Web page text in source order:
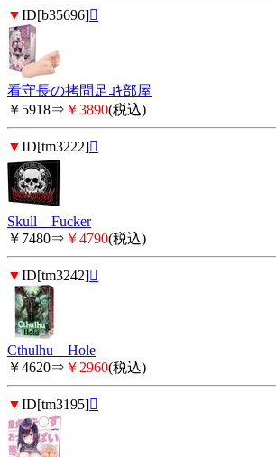
▼ID[b35696]
看守長の拷問足ｺｷ部屋
￥5918⇒ ￥3890(税込)
▼ID[tm3222]
Skull Fucker
￥7480⇒ ￥4790(税込)
▼ID[tm3242]
Cthulhu Hole
￥4620⇒ ￥2960(税込)
▼ID[tm3195]